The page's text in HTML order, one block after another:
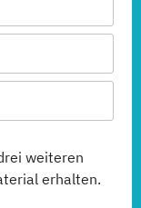
weiteren
erhalten.